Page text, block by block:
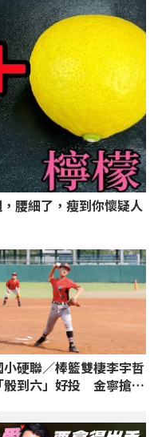
腰細了，瘦到你懷疑人
小硬聯／棒籃雙棲李宇哲
「骰到六」好投 金寧搶進